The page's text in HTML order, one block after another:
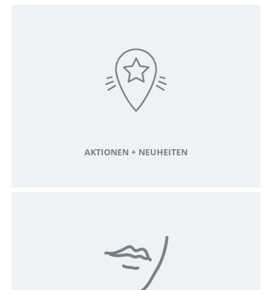
AKTIONEN + NEUHEITEN